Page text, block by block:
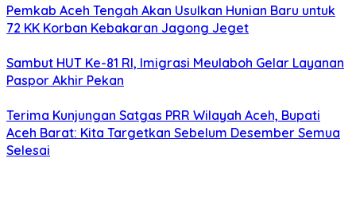
Pemkab Aceh Tengah Akan Usulkan Hunian Baru untuk
72 KK Korban Kebakaran Jagong Jeget
Sambut HUT Ke-81 RI, Imigrasi Meulaboh Gelar Layanan
Paspor Akhir Pekan
Terima Kunjungan Satgas PRR Wilayah Aceh, Bupati
Aceh Barat: Kita Targetkan Sebelum Desember Semua
Selesai